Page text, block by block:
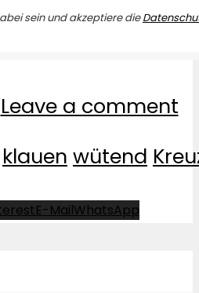
sein und akzeptiere die
Leave a comment
klauen wütend
E-MailWhatsApp